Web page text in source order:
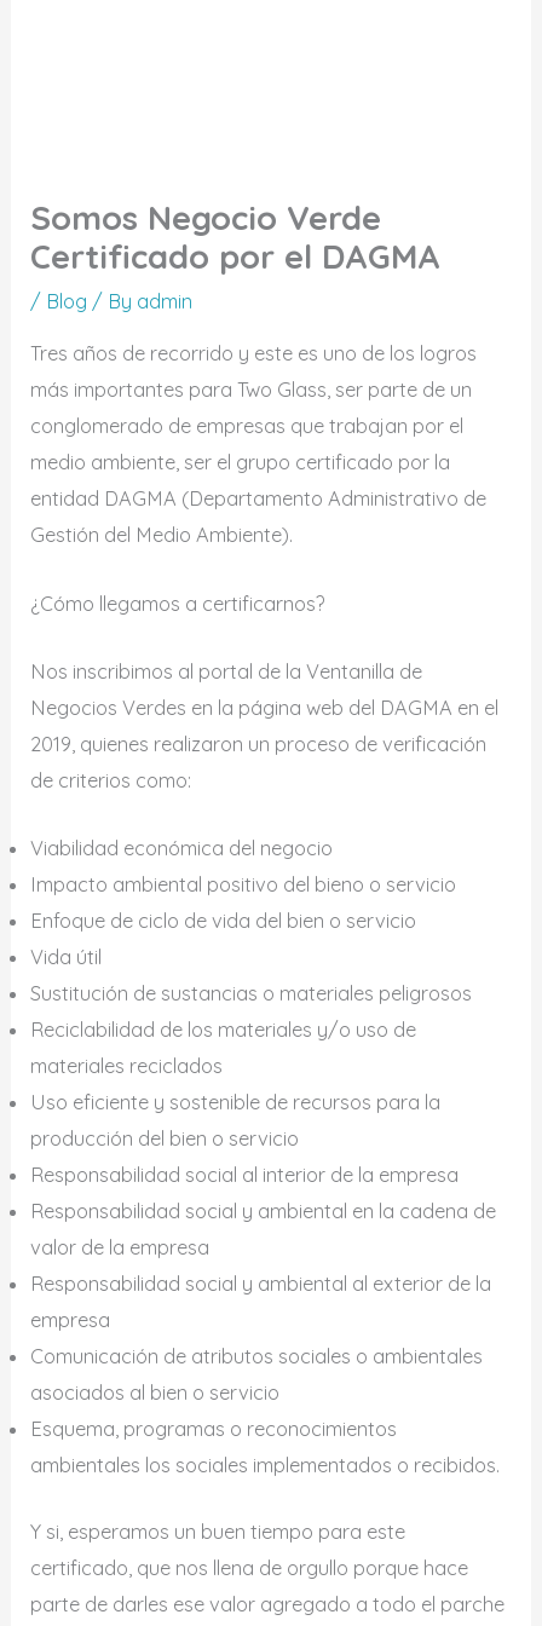
Somos Negocio Verde
Certificado por el DAGMA
/ Blog / By admin
Tres años de recorrido y este es uno de los logros
más importantes para Two Glass, ser parte de un
conglomerado de empresas que trabajan por el
medio ambiente, ser el grupo certificado por la
entidad DAGMA (Departamento Administrativo de
Gestión del Medio Ambiente).
¿Cómo llegamos a certificarnos?
Nos inscribimos al portal de la Ventanilla de
Negocios Verdes en la página web del DAGMA en el
2019, quienes realizaron un proceso de verificación
de criterios como:
Viabilidad económica del negocio
Impacto ambiental positivo del bieno o servicio
Enfoque de ciclo de vida del bien o servicio
Vida útil
Sustitución de sustancias o materiales peligrosos
Reciclabilidad de los materiales y/o uso de
materiales reciclados
Uso eficiente y sostenible de recursos para la
producción del bien o servicio
Responsabilidad social al interior de la empresa
Responsabilidad social y ambiental en la cadena de
valor de la empresa
Responsabilidad social y ambiental al exterior de la
empresa
Comunicación de atributos sociales o ambientales
asociados al bien o servicio
Esquema, programas o reconocimientos
ambientales los sociales implementados o recibidos.
Y si, esperamos un buen tiempo para este
certificado, que nos llena de orgullo porque hace
parte de darles ese valor agregado a todo el parche